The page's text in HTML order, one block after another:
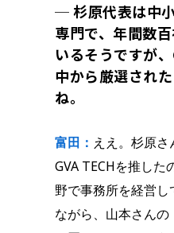
─ 杉原代表は中
専門で、年間数
いるそうですが
中から厳選され
ね。
富田： ええ。杉原
GVA TECHを推した
野で事務所を経営し
ながら、山本さんの